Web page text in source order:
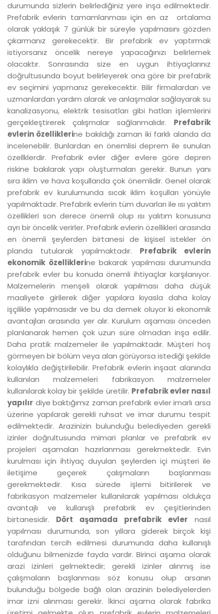
durumunda sizlerin belirlediğiniz yere inşa edilmektedir.
Prefabrik evlerin tamamlanması için en az ortalama
olarak yaklaşık 7 günlük bir süreyle yapılmasını gözden
çıkarmanız gerekecektir. Bir prefabrik ev yaptırmak
istiyorsanız öncelik nereye yapacağınızı belirlemek
olacaktır. Sonrasında size en uygun ihtiyaçlarınız
doğrultusunda boyut belirleyerek ona göre bir prefabrik
ev seçimini yapmanız gerekecektir. Bilir firmalardan ve
uzmanlardan yardım alarak ve anlaşmalar sağlayarak su
kanalizasyonu, elektrik tesisatları gibi hatları işlemlerini
gerçekleştirerek çalışmalar sağlanmalıdır. Prefabrik
evlerin özelliklerine bakıldığı zaman iki farklı alanda da
incelenebilir. Bunlardan en önemlisi deprem ile sunulan
özellklerdir. Prefabrik evler diğer evlere göre depren
riskine bakılarak yapı oluşturmaları gerekir. Bunun yanı
sıra iklim ve hava koşullarıda çok önemlidir. Genel olarak
prefabrik ev kurulumunda sıcak iklim koşulları yönüyle
yapılmaktadır. Prefabrik evlerin tüm duvarları ile ısı yalıtım
özellikleri son derece önemli olup ısı yalıtım konusuna
ayrı bir öncelik verirler. Prefabrik evlerin özellikleri arasında
en önemli şeylerden birtanesi de kişisel istekler ön
planda tutularak yapılmaktadır. Prefabrik evlerin
ekonomik özelliklerine bakarak yapılması durumunda
prefabrik evler bu konuda önemli ihtiyaçlar karşılanıyor.
Malzemelerin menşeli olarak yapılması daha düşük
maaliyete girilerek diğer yapılara kıyasla daha kolay
işçilikle yapılmasıdır ve bu da demek oluyor ki ekonomik
avantajları arasında yer alır. Kurulum aşaması önceden
planlanarak hemen çok uzun süre olmadan inşa edilir.
Daha pratik malzemeler ile yapılmaktadır. Müşteri hoş
görmeyen bir bölüm veya alan görüyorsa istediği şekilde
kolaylıkla değiştirilebilir. Prefabrik evlerin inşaat alanında
kullanılan malzemeleri fabrikasyon malzemeler
kullanılarak kolay bir şekilde üretilir. Prefabrik evler nasıl
yapılır diye baktığımız zaman prefabrik evler imarlı arsa
üzerine yapılarak gerekli ruhsat ve imar durumu tespit
edilmektedir. Arazinizin bulunduğu belediyeden gerekli
izinler doğrultusunda mimari planlar ve prefabrik ev
projeleri aşamaları hazırlanması gerekmektedir. Evin
kurulması için ihtiyaç duyulan şeylerden içi müşteri ile
iletişime geçerek çalışmaların başlanması
gerekmektedir. Kısa sürede işlemi bitirilerek ve
fabrikasyon malzemeler kullanılarak yapılması oldukça
avantajlı ve kullanışlı prefabrik ev çeşitlerinden
birtanesidir. Dört aşamada prefabrik evler nasıl
yapılması durumunda, son yıllara giderek birçok kişi
tarafından tercih edilmesi durumunda daha kullanışlı
olduğunu bilmenizde fayda vardır. Birinci aşama olarak
arazi izinleri gelmektedir; gerekli izinler alınmış ise
çalışmaların başlanması söz konusu olup arsanın
bulunduğu bölgede bağlı olan arazinin belediyelerden
imar izni alınması gerekir. İkinci aşama olarak fabrika